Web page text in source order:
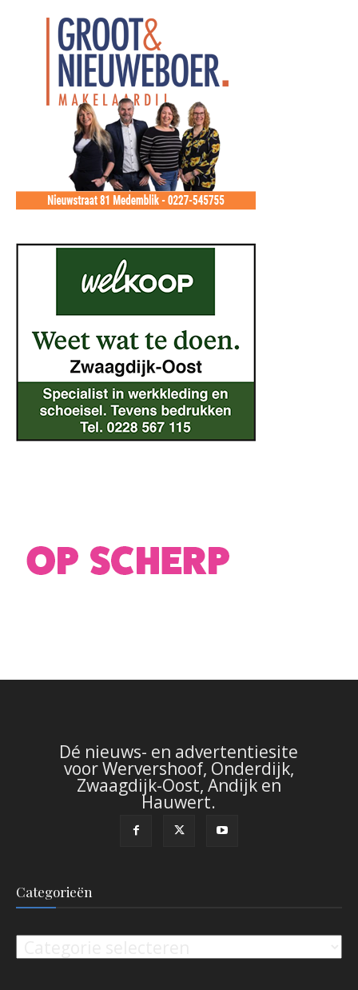
Dé nieuws- en advertentiesite
voor Wervershoof, Onderdijk,
Zwaagdijk-Oost, Andijk en
Hauwert.
Categorieën
Categorieën